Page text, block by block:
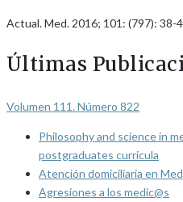
Actual. Med. 2016; 101: (797): 38-
Últimas
Volumen 111. Número 822
Philosophy and science in
postgraduates curricula
Atención domiciliaria en
Agresiones a los medic@s